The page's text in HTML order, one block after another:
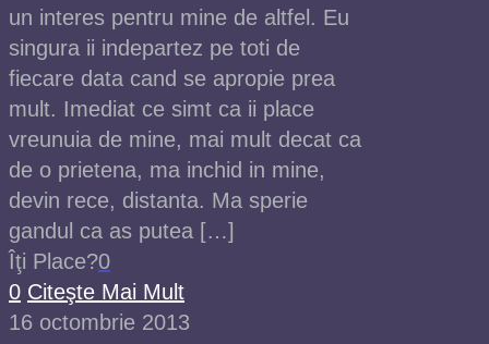
un interes pentru mine de altfel. Eu
singura ii indepartez pe toti de
fiecare data cand se apropie prea
mult. Imediat ce simt ca ii place
vreunuia de mine, mai mult decat ca
de o prietena, ma inchid in mine,
devin rece, distanta. Ma sperie
gandul ca as putea […]
Îţi Place?0
0 Citeşte Mai Mult
16 octombrie 2013